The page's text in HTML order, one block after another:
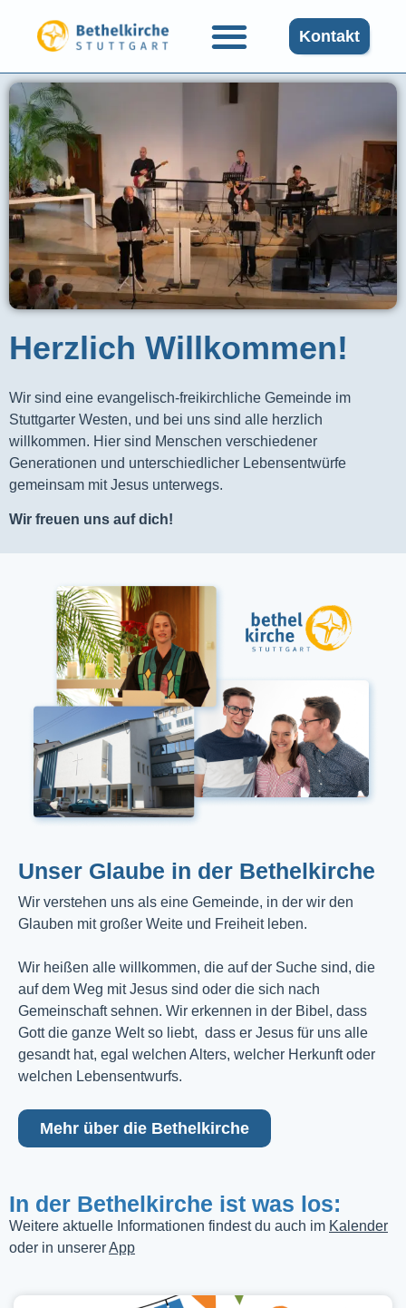
Kontakt
Herzlich Willkommen!
Wir sind eine evangelisch-freikirchliche Gemeinde im
Stuttgarter Westen, und bei uns sind alle herzlich
willkommen. Hier sind Menschen verschiedener
Generationen und unterschiedlicher Lebensentwürfe
gemeinsam mit Jesus unterwegs.
Wir freuen uns auf dich!
Unser Glaube in der Bethelkirche
Wir verstehen uns als eine Gemeinde, in der wir den
Glauben mit großer Weite und Freiheit leben.
Wir heißen alle willkommen, die auf der Suche sind, die
auf dem Weg mit Jesus sind oder die sich nach
Gemeinschaft sehnen. Wir erkennen in der Bibel, dass
Gott die ganze Welt so liebt, dass er Jesus für uns alle
gesandt hat, egal welchen Alters, welcher Herkunft oder
welchen Lebensentwurfs.
Mehr über die Bethelkirche
In der Bethelkirche ist was los:
Weitere aktuelle Informationen findest du auch im Kalender
oder in unsererApp